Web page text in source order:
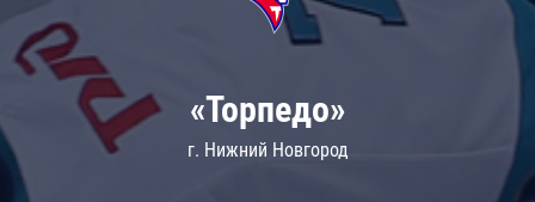
«Торпедо»
г. Нижний Новгород